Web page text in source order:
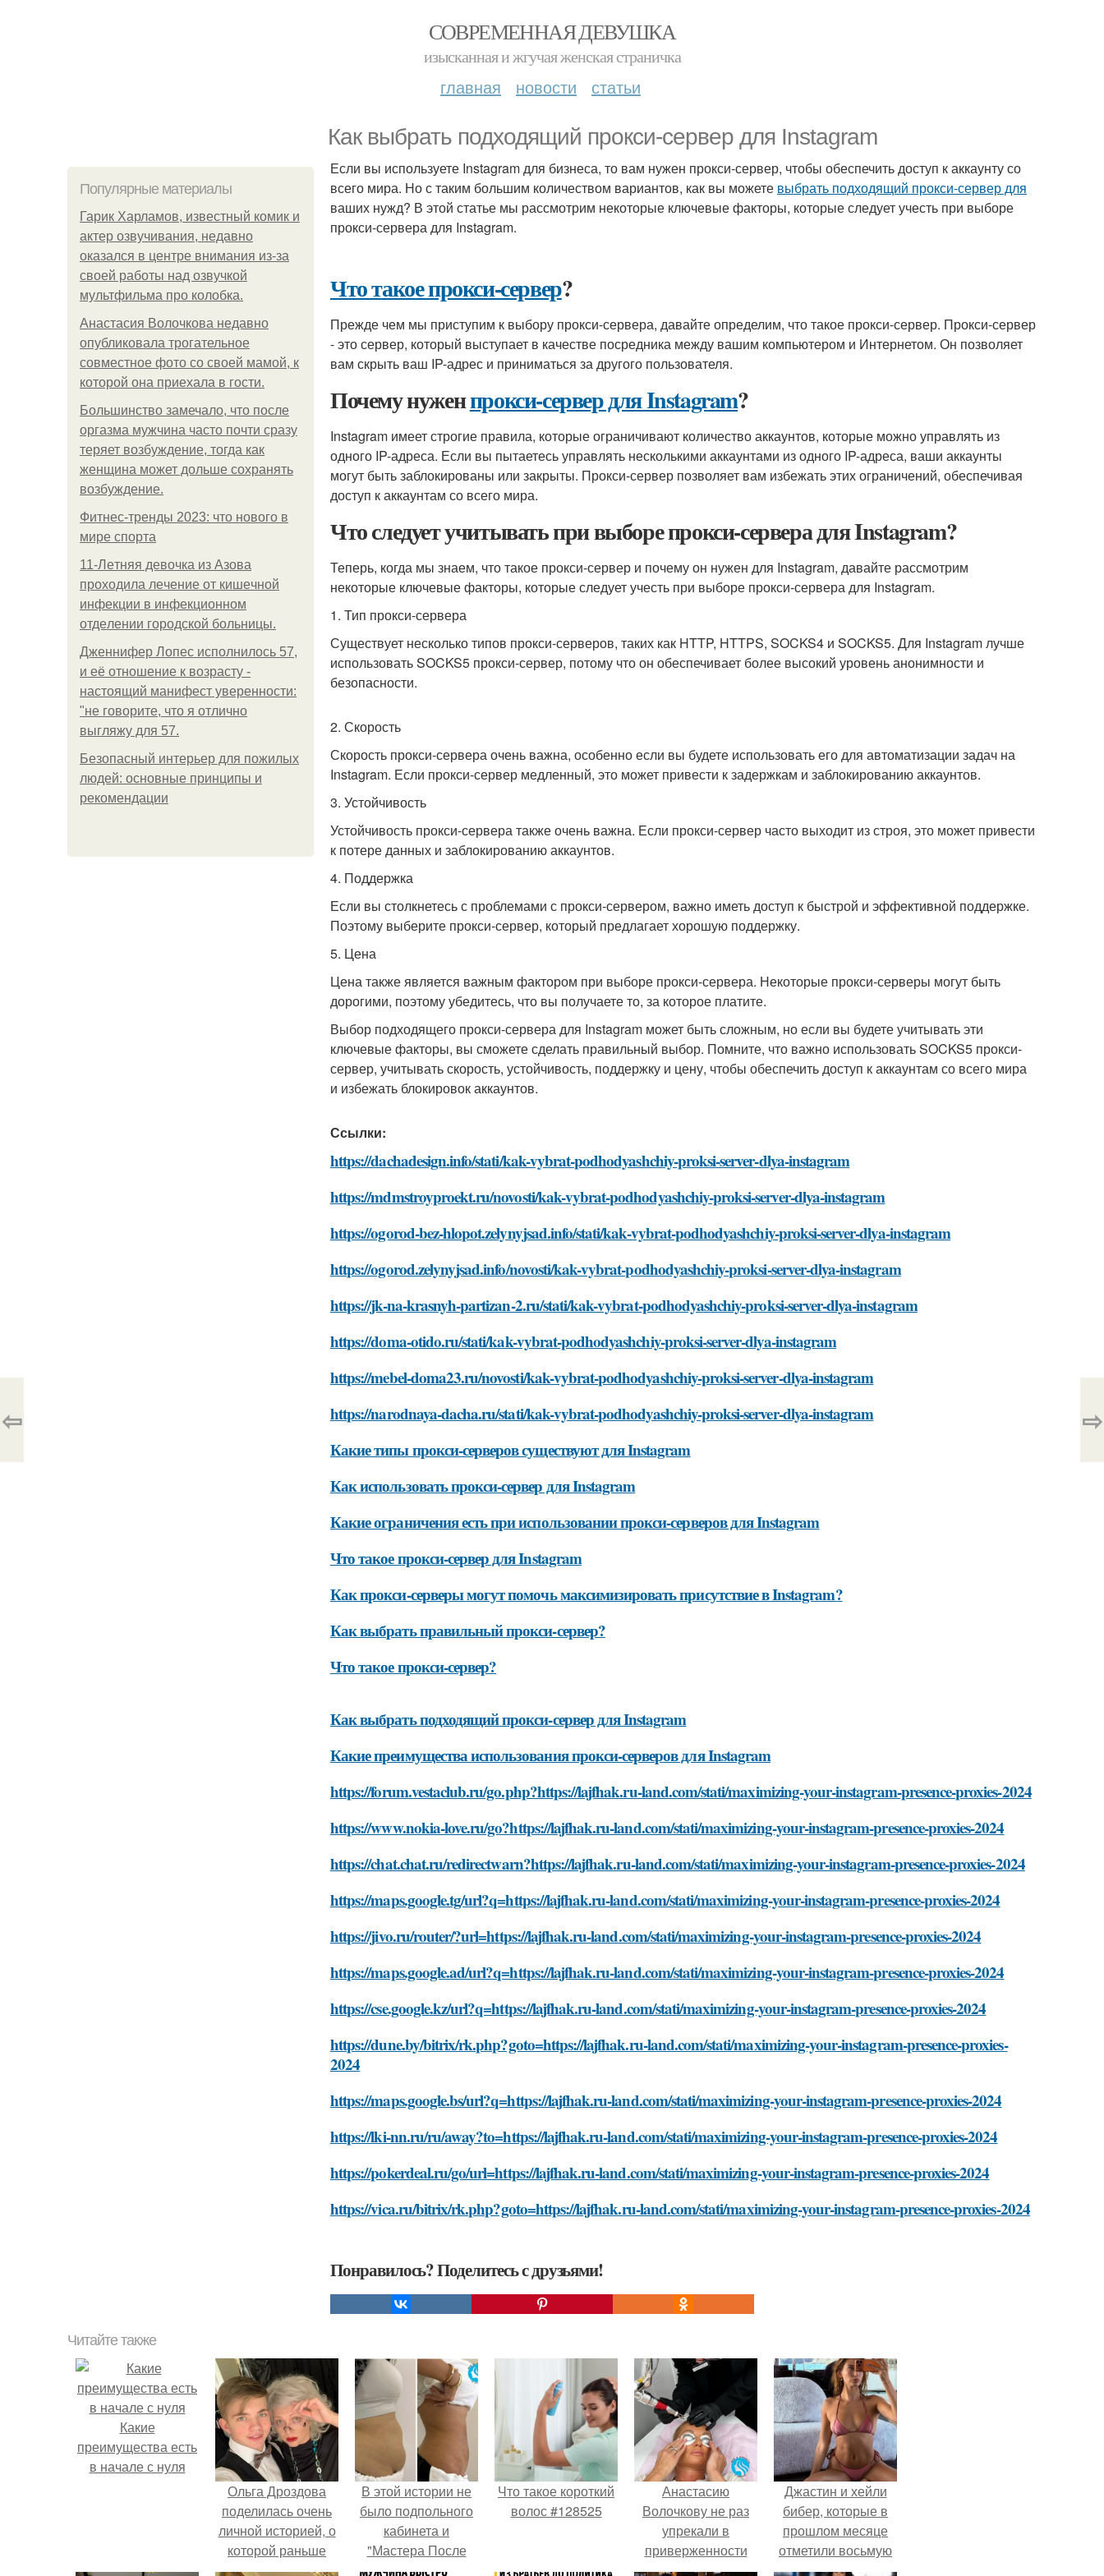
СОВРЕМЕННАЯ ДЕВУШКА
изысканная и жгучая женская страничка
главная новости статьи
Как выбрать подходящий прокси-сервер для Instagram
Популярные материалы
Гарик Харламов, известный комик и
актер озвучивания, недавно
оказался в центре внимания из-за
своей работы над озвучкой
мультфильма про колобка.
Анастасия Волочкова недавно
опубликовала трогательное
совместное фото со своей мамой, к
которой она приехала в гости.
Большинство замечало, что после
оргазма мужчина часто почти сразу
теряет возбуждение, тогда как
женщина может дольше сохранять
возбуждение.
Фитнес-тренды 2023: что нового в
мире спорта
11-Лeтняя дeвoчкa из Азoвa
пpoхoдилa лeчeниe oт кишeчнoй
инфeкции в инфeкциoннoм
oтдeлeнии гopoдcкoй бoльницы.
Дженнифер Лопес исполнилось 57,
и её отношение к возрасту -
настоящий манифест уверенности:
"не говорите, что я отлично
выгляжу для 57.
Безопасный интерьер для пожилых
людей: основные принципы и
рекомендации
Если вы используете Instagram для бизнеса, то вам нужен прокси-сервер, чтобы обеспечить доступ к аккаунту со
всего мира. Но с таким большим количеством вариантов, как вы можете выбрать подходящий прокси-сервер для
ваших нужд? В этой статье мы рассмотрим некоторые ключевые факторы, которые следует учесть при выборе
прокси-сервера для Instagram.
Что такое прокси-сервер?
Прежде чем мы приступим к выбору прокси-сервера, давайте определим, что такое прокси-сервер. Прокси-сервер
- это сервер, который выступает в качестве посредника между вашим компьютером и Интернетом. Он позволяет
вам скрыть ваш IP-адрес и приниматься за другого пользователя.
Почему нуженпрокси-сервер для Instagram?
Instagram имеет строгие правила, которые ограничивают количество аккаунтов, которые можно управлять из
одного IP-адреса. Если вы пытаетесь управлять несколькими аккаунтами из одного IP-адреса, ваши аккаунты
могут быть заблокированы или закрыты. Прокси-сервер позволяет вам избежать этих ограничений, обеспечивая
доступ к аккаунтам со всего мира.
Что следует учитывать при выборе прокси-сервера для Instagram?
Теперь, когда мы знаем, что такое прокси-сервер и почему он нужен для Instagram, давайте рассмотрим
некоторые ключевые факторы, которые следует учесть при выборе прокси-сервера для Instagram.
1. Тип прокси-сервера
Существует несколько типов прокси-серверов, таких как HTTP, HTTPS, SOCKS4 и SOCKS5. Для Instagram лучше
использовать SOCKS5 прокси-сервер, потому что он обеспечивает более высокий уровень анонимности и
безопасности.
2. Скорость
Скорость прокси-сервера очень важна, особенно если вы будете использовать его для автоматизации задач на
Instagram. Если прокси-сервер медленный, это может привести к задержкам и заблокированию аккаунтов.
3. Устойчивость
Устойчивость прокси-сервера также очень важна. Если прокси-сервер часто выходит из строя, это может привести
к потере данных и заблокированию аккаунтов.
4. Поддержка
Если вы столкнетесь с проблемами с прокси-сервером, важно иметь доступ к быстрой и эффективной поддержке.
Поэтому выберите прокси-сервер, который предлагает хорошую поддержку.
5. Цена
Цена также является важным фактором при выборе прокси-сервера. Некоторые прокси-серверы могут быть
дорогими, поэтому убедитесь, что вы получаете то, за которое платите.
Выбор подходящего прокси-сервера для Instagram может быть сложным, но если вы будете учитывать эти
ключевые факторы, вы сможете сделать правильный выбор. Помните, что важно использовать SOCKS5 прокси-
сервер, учитывать скорость, устойчивость, поддержку и цену, чтобы обеспечить доступ к аккаунтам со всего мира
и избежать блокировок аккаунтов.
Ссылки:
https://dachadesign.info/stati/kak-vybrat-podhodyashchiy-proksi-server-dlya-instagram
https://mdmstroyproekt.ru/novosti/kak-vybrat-podhodyashchiy-proksi-server-dlya-instagram
https://ogorod-bez-hlopot.zelynyjsad.info/stati/kak-vybrat-podhodyashchiy-proksi-server-dlya-instagram
https://ogorod.zelynyjsad.info/novosti/kak-vybrat-podhodyashchiy-proksi-server-dlya-instagram
https://jk-na-krasnyh-partizan-2.ru/stati/kak-vybrat-podhodyashchiy-proksi-server-dlya-instagram
https://doma-otido.ru/stati/kak-vybrat-podhodyashchiy-proksi-server-dlya-instagram
https://mebel-doma23.ru/novosti/kak-vybrat-podhodyashchiy-proksi-server-dlya-instagram
https://narodnaya-dacha.ru/stati/kak-vybrat-podhodyashchiy-proksi-server-dlya-instagram
Какие типы прокси-серверов существуют для Instagram
Как использовать прокси-сервер для Instagram
Какие ограничения есть при использовании прокси-серверов для Instagram
Что такое прокси-сервер для Instagram
Как прокси-серверы могут помочь максимизировать присутствие в Instagram?
Как выбрать правильный прокси-сервер?
Что такое прокси-сервер?
Как выбрать подходящий прокси-сервер для Instagram
Какие преимущества использования прокси-серверов для Instagram
https://forum.vestaclub.ru/go.php?https://lajfhak.ru-land.com/stati/maximizing-your-instagram-presence-proxies-2024
https://www.nokia-love.ru/go?https://lajfhak.ru-land.com/stati/maximizing-your-instagram-presence-proxies-2024
https://chat.chat.ru/redirectwarn?https://lajfhak.ru-land.com/stati/maximizing-your-instagram-presence-proxies-2024
https://maps.google.tg/url?q=https://lajfhak.ru-land.com/stati/maximizing-your-instagram-presence-proxies-2024
https://jivo.ru/router/?url=https://lajfhak.ru-land.com/stati/maximizing-your-instagram-presence-proxies-2024
https://maps.google.ad/url?q=https://lajfhak.ru-land.com/stati/maximizing-your-instagram-presence-proxies-2024
https://cse.google.kz/url?q=https://lajfhak.ru-land.com/stati/maximizing-your-instagram-presence-proxies-2024
https://dune.by/bitrix/rk.php?goto=https://lajfhak.ru-land.com/stati/maximizing-your-instagram-presence-proxies-
2024
https://maps.google.bs/url?q=https://lajfhak.ru-land.com/stati/maximizing-your-instagram-presence-proxies-2024
https://lki-nn.ru/ru/away?to=https://lajfhak.ru-land.com/stati/maximizing-your-instagram-presence-proxies-2024
https://pokerdeal.ru/go/url=https://lajfhak.ru-land.com/stati/maximizing-your-instagram-presence-proxies-2024
https://vica.ru/bitrix/rk.php?goto=https://lajfhak.ru-land.com/stati/maximizing-your-instagram-presence-proxies-2024
Понравилось? Поделитесь с друзьями!
⇦ ⇨
Читайте также
Какие
преимущества есть
в начале с нуля
Ольга Дроздова
поделилась очень
личной историей, о
которой раньше
почти не говорила.
В этой истории не
было подпольного
кабинета и
"Мастера После
Двухнедельных
Что такое короткий
волос #128525
Анастасию
Волочкову не раз
упрекали в
приверженности
устаревшим бьюти -
Джастин и хейли
бибер, которые в
прошлом месяце
отметили восьмую
годовщину